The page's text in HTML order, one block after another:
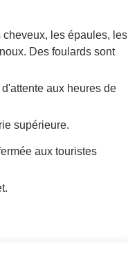
cheveux, les épaules, les
Des foulards sont
aux heures de
supérieure.
aux touristes